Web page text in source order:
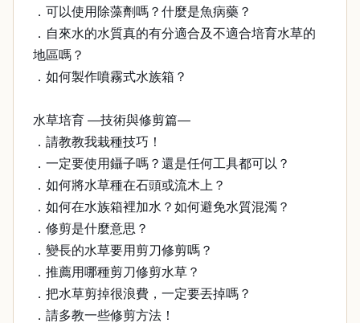
．可以使用除藻劑嗎？什麼是魚病藥？
．自來水的水質真的有分適合及不適合培育水草的
地區嗎？
．如何製作噴霧式水族箱？
水草培育 —技術與修剪篇—
．請教教我栽種技巧！
．一定要使用鑷子嗎？還是任何工具都可以？
．如何將水草種在石頭或流木上？
．如何在水族箱裡加水？如何避免水質混濁？
．修剪是什麼意思？
．變長的水草要用剪刀修剪嗎？
．推薦用哪種剪刀修剪水草？
．把水草剪掉很浪費，一定要丟掉嗎？
．請多教一些修剪方法！